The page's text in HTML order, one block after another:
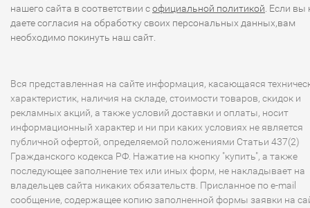
нашего сайта в соответствии софициальной политикой . Если вы
даете согласия на обработку своих персональных данных,вам
необходимо покинуть наш сайт.
Вся представленная на сайте информация, касающаяся
характеристик, наличия на складе, стоимости товаров, скидок и
рекламных акций, а также условий доставки и оплаты, носит
информационный характер и ни при каких условиях не является
публичной офертой, определяемой положениями Статьи 437(2)
Гражданского кодекса РФ. Нажатие на кнопку "купить", а также
последующее заполнение тех или иных форм, не накладывает на
владельцев сайта никаких обязательств. Присланное по e-mail
сообщение, содержащее копию заполненной формы заявки на